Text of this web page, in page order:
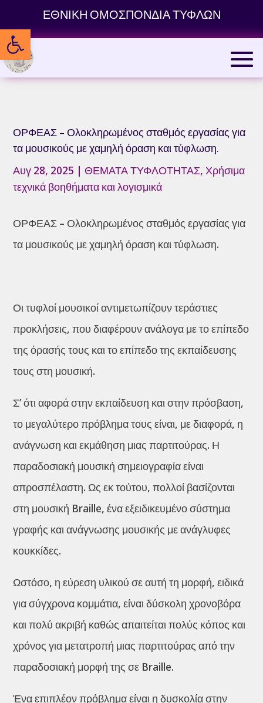
content
Ανοίξτε τη γραμμή εργαλείων
ΕΘΝΙΚΗ ΟΜΟΣΠΟΝΔΙΑ ΤΥΦΛΩΝ
ΟΡΦΕΑΣ – Ολοκληρωμένος σταθμός εργασίας για
τα μουσικούς με χαμηλή όραση και τύφλωση.
Αυγ 28, 2025 |ΘΕΜΑΤΑ ΤΥΦΛΟΤΗΤΑΣ,Χρήσιμα
τεχνικά βοηθήματα και λογισμικά
ΟΡΦΕΑΣ – Ολοκληρωμένος σταθμός εργασίας για
τα μουσικούς με χαμηλή όραση και τύφλωση.
Οι τυφλοί μουσικοί αντιμετωπίζουν τεράστιες
προκλήσεις, που διαφέρουν ανάλογα με το επίπεδο
της όρασής τους και το επίπεδο της εκπαίδευσης
τους στη μουσική.
Σ’ ότι αφορά στην εκπαίδευση και στην πρόσβαση,
το μεγαλύτερο πρόβλημα τους είναι, με διαφορά, η
ανάγνωση και εκμάθηση μιας παρτιτούρας. Η
παραδοσιακή μουσική σημειογραφία είναι
απροσπέλαστη. Ως εκ τούτου, πολλοί βασίζονται
στη μουσική Braille, ένα εξειδικευμένο σύστημα
γραφής και ανάγνωσης μουσικής με ανάγλυφες
κουκκίδες.
Ωστόσο, η εύρεση υλικού σε αυτή τη μορφή, ειδικά
για σύγχρονα κομμάτια, είναι δύσκολη χρονοβόρα
και πολύ ακριβή καθώς απαιτείται πολύς κόπος και
χρόνος για μετατροπή μιας παρτιτούρας από την
παραδοσιακή μορφή της σε Braille.
Ένα επιπλέον πρόβλημα είναι η δυσκολία στην